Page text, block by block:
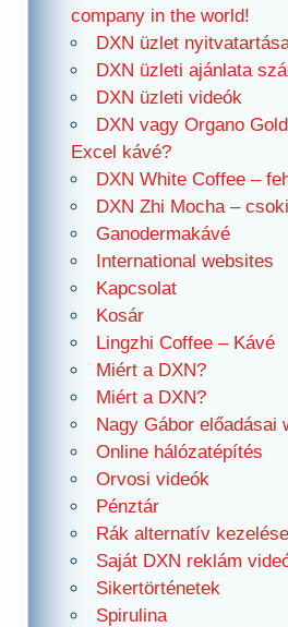
company in the world!
DXN üzlet
DXN üzleti ajánlata
DXN üzleti videók
DXN vagy Organo
Excel kávé?
DXN White Coffee –
DXN Zhi Mocha –
Ganodermakávé
International websites
Kapcsolat
Kosár
Lingzhi Coffee – Kávé
Miért a DXN?
Miért a DXN?
Nagy Gábor előadásai
Online hálózatépítés
Orvosi videók
Pénztár
Rák alternatív kezelése
Saját DXN reklám
Sikertörténetek
Spirulina